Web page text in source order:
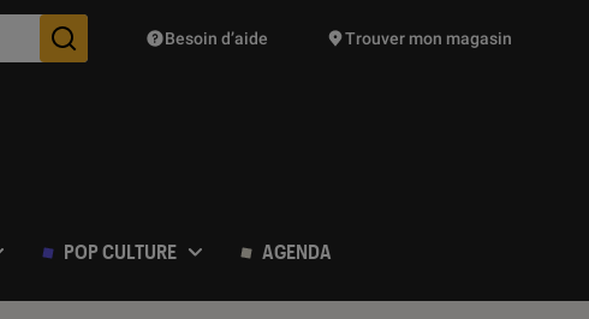
Des suggestions de produits vont vous être proposées
Besoin d’aide Trouver mon magasin
POP CULTURE AGENDA